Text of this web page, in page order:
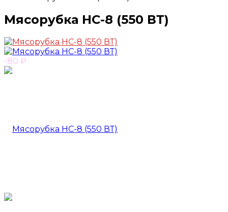
Мясорубка HC-8 (550 ВТ)
-80 ₽